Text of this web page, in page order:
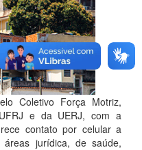
Coletivo Força Motriz,
e da UERJ, com a
contato por celular a
jurídica, de saúde,